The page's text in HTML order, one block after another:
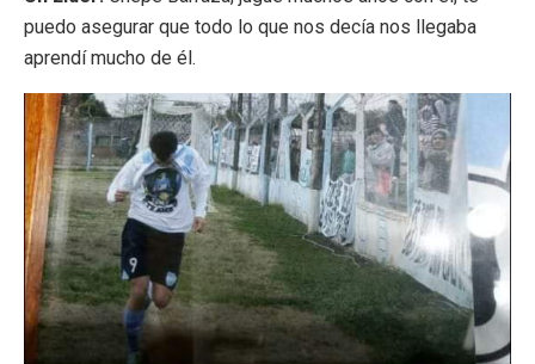
puedo asegurar que todo lo que nos decía nos llegaba
aprendí mucho de él.